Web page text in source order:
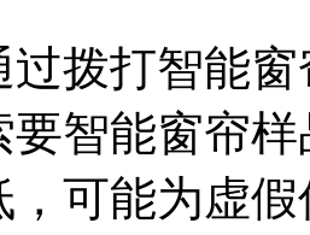
过拨打智能
要智能窗帘
，可能为虚